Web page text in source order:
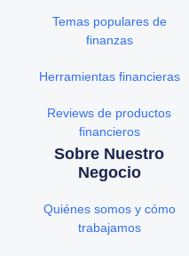
Temas populares de
finanzas
Herramientas financieras
Reviews de productos
financieros
Sobre Nuestro
Negocio
Quiénes somos y cómo
trabajamos